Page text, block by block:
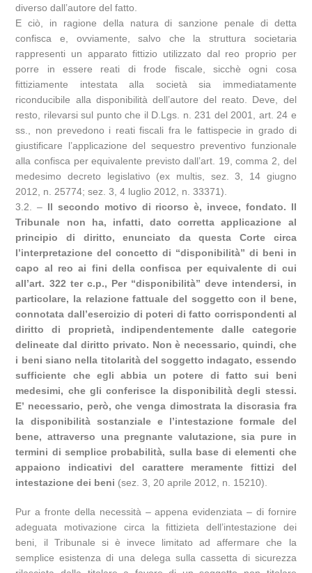
diverso dall’autore del fatto.
E ciò, in ragione della natura di sanzione penale di detta
confisca e, ovviamente, salvo che la struttura societaria
rappresenti un apparato fittizio utilizzato dal reo proprio per
porre in essere reati di frode fiscale, sicchè ogni cosa
fittiziamente intestata alla società sia immediatamente
riconducibile alla disponibilità dell’autore del reato. Deve, del
resto, rilevarsi sul punto che il D.Lgs. n. 231 del 2001, art. 24 e
ss., non prevedono i reati fiscali fra le fattispecie in grado di
giustificare l’applicazione del sequestro preventivo funzionale
alla confisca per equivalente previsto dall’art. 19, comma 2, del
medesimo decreto legislativo (ex multis, sez. 3, 14 giugno
2012, n. 25774; sez. 3, 4 luglio 2012, n. 33371).
3.2. – Il secondo motivo di ricorso è, invece, fondato. Il
Tribunale non ha, infatti, dato corretta applicazione al
principio di diritto, enunciato da questa Corte circa
l’interpretazione del concetto di “disponibilità” di beni in
capo al reo ai fini della confisca per equivalente di cui
all’art. 322 ter c.p., Per “disponibilità” deve intendersi, in
particolare, la relazione fattuale del soggetto con il bene,
connotata dall’esercizio di poteri di fatto corrispondenti al
diritto di proprietà, indipendentemente dalle categorie
delineate dal diritto privato. Non è necessario, quindi, che
i beni siano nella titolarità del soggetto indagato, essendo
sufficiente che egli abbia un potere di fatto sui beni
medesimi, che gli conferisce la disponibilità degli stessi.
E’ necessario, però, che venga dimostrata la discrasia fra
la disponibilità sostanziale e l’intestazione formale del
bene, attraverso una pregnante valutazione, sia pure in
termini di semplice probabilità, sulla base di elementi che
appaiono indicativi del carattere meramente fittizi del
intestazione dei beni (sez. 3, 20 aprile 2012, n. 15210).
Pur a fronte della necessità – appena evidenziata – di fornire
adeguata motivazione circa la fittizieta dell’intestazione dei
beni, il Tribunale si è invece limitato ad affermare che la
semplice esistenza di una delega sulla cassetta di sicurezza